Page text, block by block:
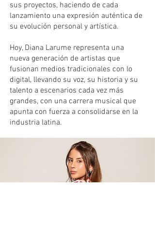
sus proyectos, haciendo de cada
lanzamiento una expresión auténtica de
su evolución personal y artística.
Hoy, Diana Larume representa una
nueva generación de artistas que
fusionan medios tradicionales con lo
digital, llevando su voz, su historia y su
talento a escenarios cada vez más
grandes, con una carrera musical que
apunta con fuerza a consolidarse en la
industria latina.